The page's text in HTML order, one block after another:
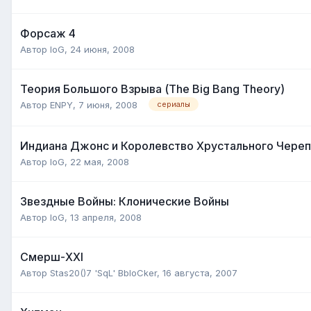
Форсаж 4
Автор IoG, 24 июня, 2008
Теория Большого Взрыва (The Big Bang Theory)
Автор ENPY, 7 июня, 2008 сериалы
Индиана Джонс и Королевство Хрустального
Автор IoG, 22 мая, 2008
Звездные Войны: Клонические Войны
Автор IoG, 13 апреля, 2008
Смерш-XXI
Автор Stas20()7 'SqL' BbloCker, 16 августа, 2007